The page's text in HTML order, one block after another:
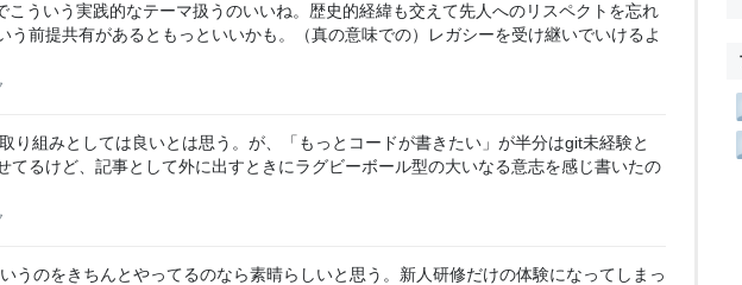
こういう実践的なテーマ扱うのいいね。歴史的経緯も交えて先人へのリスペクトを忘れ
う前提共有があるともっといいかも。（真の意味での）レガシーを受け継いでいけるよ
取り組みとしては良いとは思う。が、「もっとコードが書きたい」が半分はgit未経験と
てるけど、記事として外に出すときにラグビーボール型の大いなる意志を感じ書いたの
うのをきちんとやってるのなら素晴らしいと思う。新人研修だけの体験になってしまっ